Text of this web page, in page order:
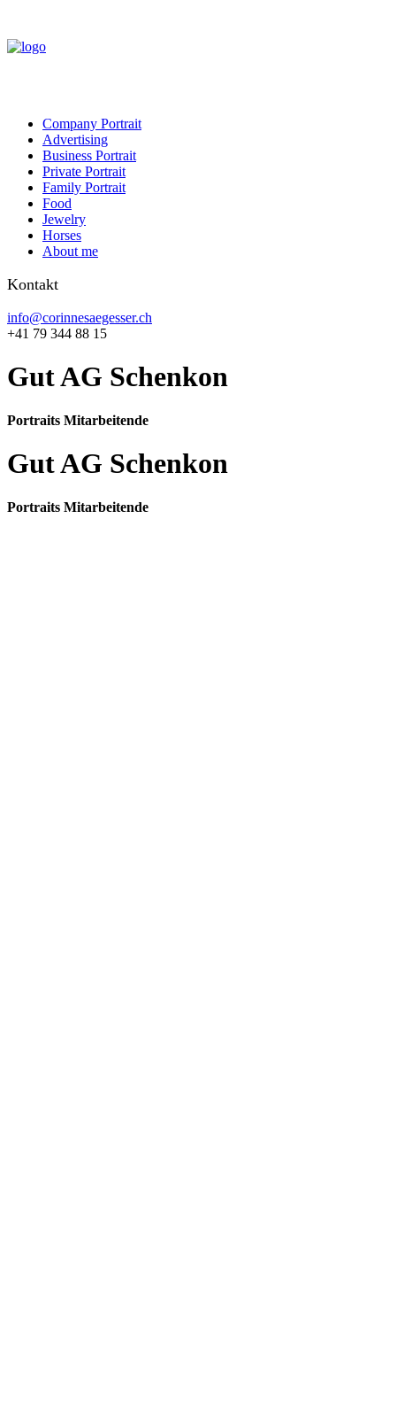
Company Portrait
Advertising
Business Portrait
Private Portrait
Family Portrait
Food
Jewelry
Horses
About me
Kontakt
info@corinnesaegesser.ch
+41 79 344 88 15
Gut AG Schenkon
Portraits Mitarbeitende
Gut AG Schenkon
Portraits Mitarbeitende